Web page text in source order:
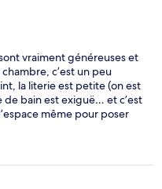
vraiment généreuses et
c’est un peu
la literie est petite (on est
de bain est exiguë… et c’est
même pour poser
sont mises à disposition
il ne faut pas
et le choix est satisfaisant.